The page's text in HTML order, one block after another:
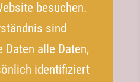
besuchen.
sind
Daten alle Daten,
identifiziert